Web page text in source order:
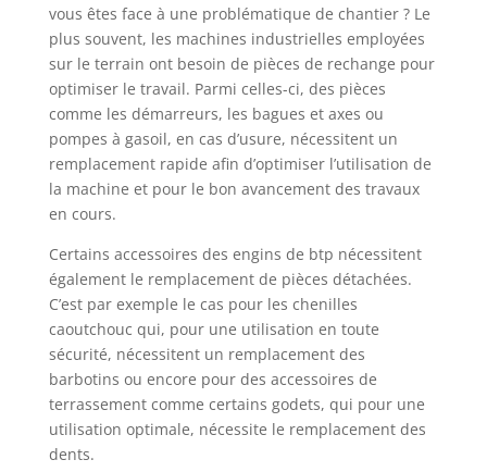
vous êtes face à une problématique de chantier ? Le
plus souvent, les machines industrielles employées
sur le terrain ont besoin de pièces de rechange pour
optimiser le travail. Parmi celles-ci, des pièces
comme les démarreurs, les bagues et axes ou
pompes à gasoil, en cas d’usure, nécessitent un
remplacement rapide afin d’optimiser l’utilisation de
la machine et pour le bon avancement des travaux
en cours.
Certains accessoires des engins de btp nécessitent
également le remplacement de pièces détachées.
C’est par exemple le cas pour les chenilles
caoutchouc qui, pour une utilisation en toute
sécurité, nécessitent un remplacement des
barbotins ou encore pour des accessoires de
terrassement comme certains godets, qui pour une
utilisation optimale, nécessite le remplacement des
dents.